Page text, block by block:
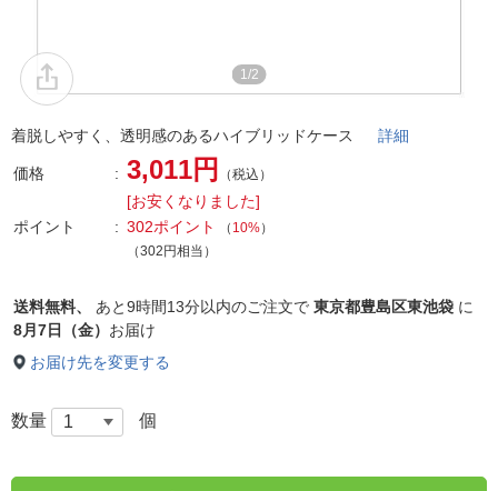
1/2
着脱しやすく、透明感のあるハイブリッドケース 詳細
価格 3,011円 （税込）
[お安くなりました]
ポイント
302ポイント （ 10%）
（302円相当）
送料無料、 あと9時間13分以内のご注文で 東京都豊島区東池袋 に
8月7日（金） お届け
お届け先を変更する
数量 個